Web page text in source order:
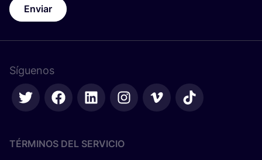
Enviar
Síguenos
TÉRMINOS DEL SERVICIO